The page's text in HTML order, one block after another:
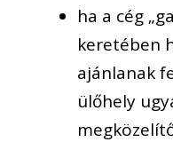
ha a cég „
keretében
ajánlanak
ülőhely